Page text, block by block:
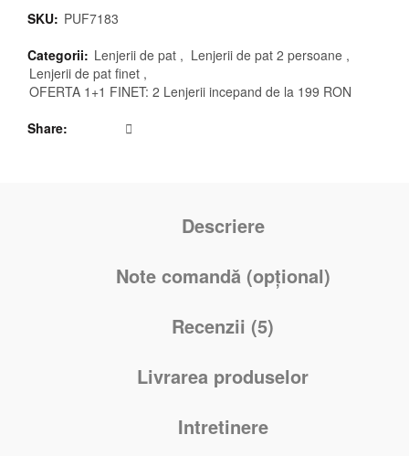
SKU: PUF7183
Categorii: Lenjerii de pat , Lenjerii de pat 2 persoane ,
Lenjerii de pat finet ,
OFERTA 1+1 FINET: 2 Lenjerii incepand de la 199 RON
Share
Descriere
Note comandă (opțional)
Recenzii (5)
Livrarea produselor
Intretinere